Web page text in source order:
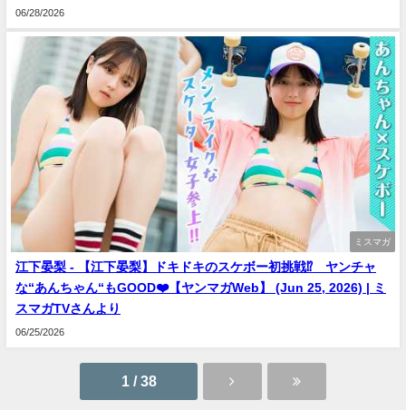
06/28/2026
ミスマガ
江下晏梨 - 【江下晏梨】ドキドキのスケボー初挑戦⁉️ ヤンチャ
な“あんちゃん“もGOOD❤️【ヤンマガWeb】 (Jun 25, 2026) | ミ
スマガTVさんより
06/25/2026
1 / 38